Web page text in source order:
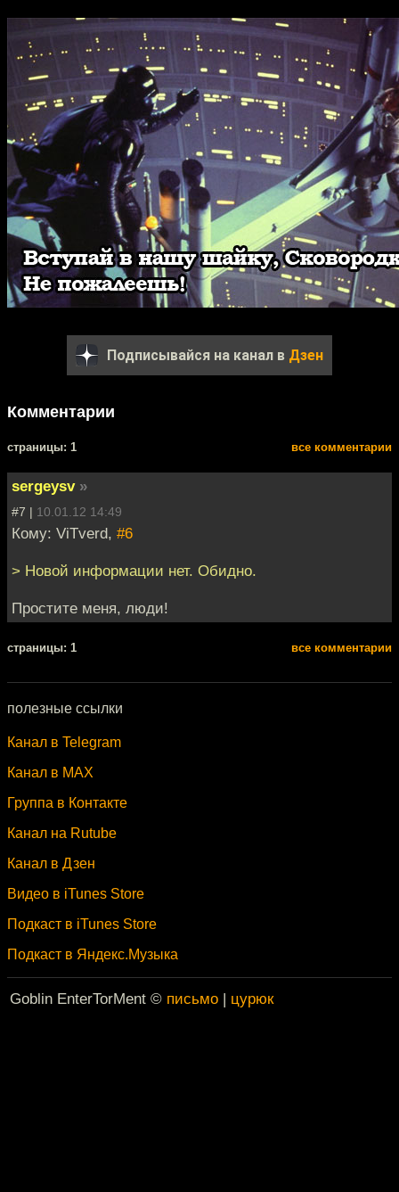
Подписывайся на канал в Дзен
Комментарии
cтраницы: 1 все комментарии
sergeysv »
#7 | 10.01.12 14:49
Кому: ViTverd, #6
> Новой информации нет. Обидно.
Простите меня, люди!
cтраницы: 1 все комментарии
полезные ссылки
Канал в Telegram
Канал в MAX
Группа в Контакте
Канал на Rutube
Канал в Дзен
Видео в iTunes Store
Подкаст в iTunes Store
Подкаст в Яндекс.Музыка
Goblin EnterTorMent © письмо | цурюк